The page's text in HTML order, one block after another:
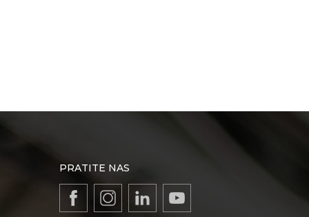
PRATITE NAS